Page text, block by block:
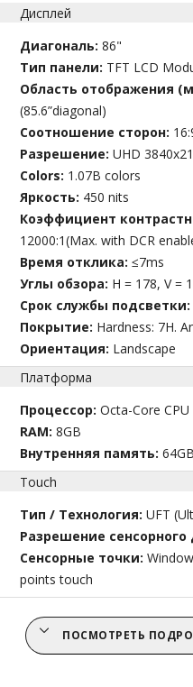
Дисплей
Диагональ:86"
Тип панели: TFT LCD
Область отображения
(85.6”diagonal)
Соотношение сторон:
Разрешение:UHD
Colors: 1.07B colors
Яркость: 450 nits
Коэффициент
12000:1(Max. with DCR
Время отклика:≤7ms
Углы обзора: H = 178, V =
Срок службы
Покрытие: Hardness: 7H.
Ориентация: Landscape
Платформа
Процессор:Octa-Core
RAM:8GB
Внутренняя память:64GB
Touch
Тип / Технология:UFT
Разрешение
Сенсорные точки:
points touch
ПОСМОТРЕТЬ